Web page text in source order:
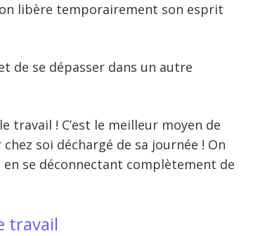
libère temporairement son esprit
de se dépasser dans un autre
travail ! C’est le meilleur moyen de
soi déchargé de sa journée ! On
en se déconnectant complètement de
travail